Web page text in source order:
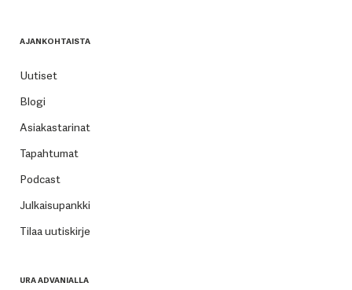
AJANKOHTAISTA
Uutiset
Blogi
Asiakastarinat
Tapahtumat
Podcast
Julkaisupankki
Tilaa uutiskirje
URA ADVANIALLA